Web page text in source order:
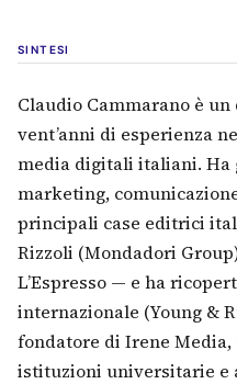
SINTESI
Claudio Cammarano è
vent’anni di esperienza
media digitali italiani. Ha
marketing,
principali case editrici
Rizzoli (Mondadori
L’Espresso — e ha
internazionale (Young &
fondatore di Irene
istituzioni universitarie e